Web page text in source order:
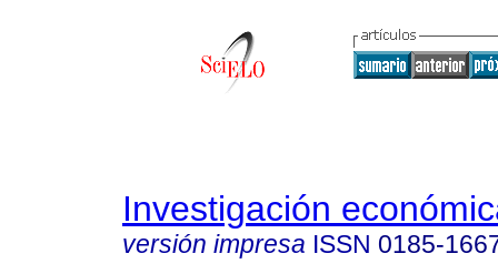
Investigación
versión impresa ISSN 0185-